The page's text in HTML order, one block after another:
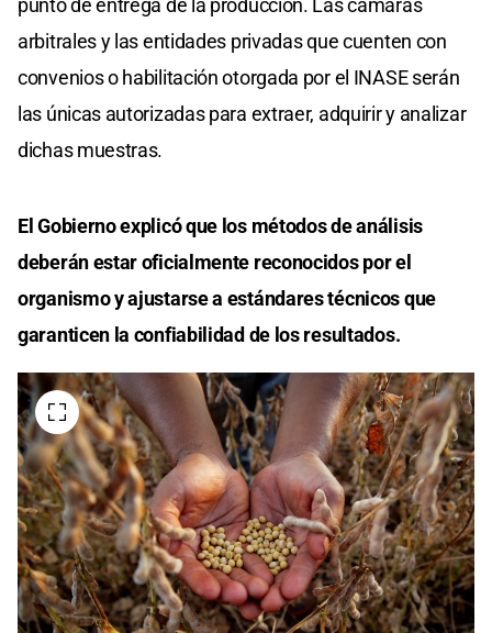
punto de entrega de la producción. Las cámaras
arbitrales y las entidades privadas que cuenten con
convenios o habilitación otorgada por el INASE serán
las únicas autorizadas para extraer, adquirir y analizar
dichas muestras.
El Gobierno explicó que los métodos de análisis
deberán estar oficialmente reconocidos por el
organismo y ajustarse a estándares técnicos que
garanticen la confiabilidad de los resultados.